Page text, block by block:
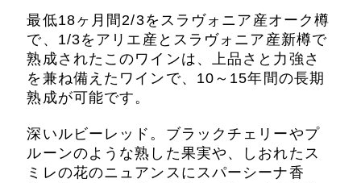
最低18ヶ月間2/3をスラヴォニア産オーク樽
で、1/3をアリエ産とスラヴォニア産新樽で
熟成されたこのワインは、上品さと力強さ
を兼ね備えたワインで、10～15年間の長期
熟成が可能です。
深いルビーレッド。ブラックチェリーやプ
ルーンのような熟した果実や、しおれたス
ミレの花のニュアンスにスパーシーナ香